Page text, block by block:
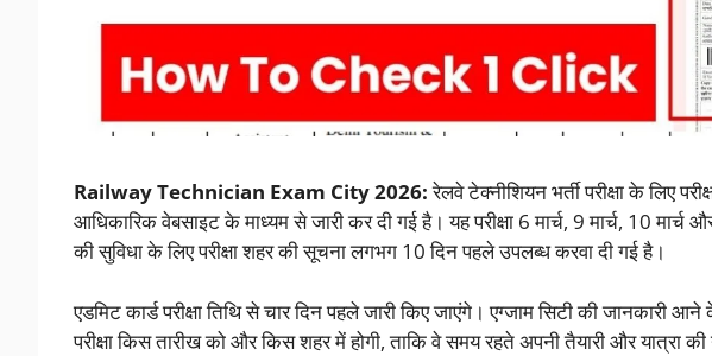
Railway Technician Exam City 2026:रेलवे टेक्नीशियन भर्ती परीक्षा के लिए
आधिकारिक वेबसाइट के माध्यम से जारी कर दी गई है। यह परीक्षा 6 मार्च, 9 मार्च, 10 मार्च
की सुविधा के लिए परीक्षा शहर की सूचना लगभग 10 दिन पहले उपलब्ध करवा दी गई है।
एडमिट कार्ड परीक्षा तिथि से चार दिन पहले जारी किए जाएंगे। एग्जाम सिटी की
परीक्षा किस तारीख को और किस शहर में होगी, ताकि वे समय रहते अपनी तैयारी और यात्रा